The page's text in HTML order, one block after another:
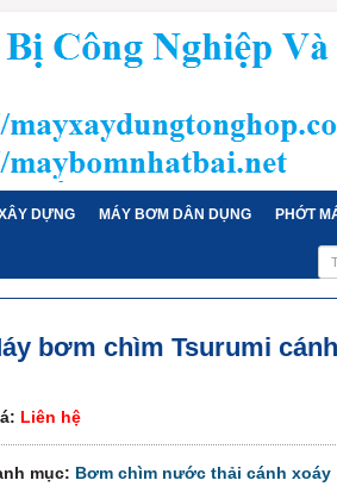
DỰNG MÁY BƠM DÂN DỤNG PHỚT
bơm chìm Tsurumi
Liên hệ
mục: Bơm chìm nước thải cánh xoáy